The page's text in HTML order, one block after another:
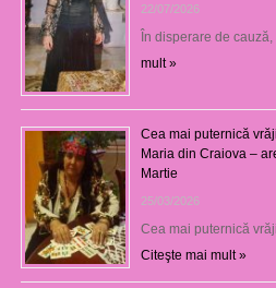
22/07/2026
În disperare de
mult »
Cea mai puternică
Maria din Craiova –
Martie
25/03/2026
Cea mai puternică
Citeşte mai mult »